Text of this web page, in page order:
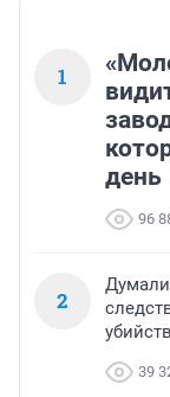
1
день
96
2
39